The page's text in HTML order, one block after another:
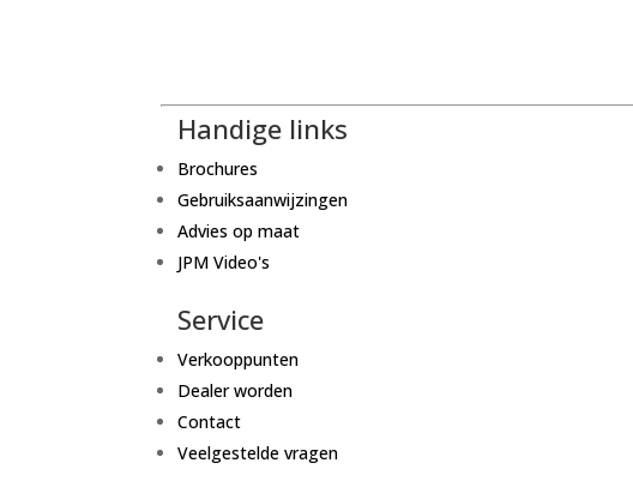
Handige links
Brochures
Gebruiksaanwijzingen
Advies op maat
JPM Video's
Service
Verkooppunten
Dealer worden
Contact
Veelgestelde vragen